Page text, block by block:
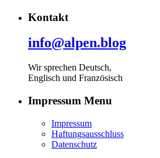
Kontakt
info@alpen.blog
Wir sprechen Deutsch,
Englisch und Französisch
Impressum Menu
Impressum
Haftungsausschluss
Datenschutz